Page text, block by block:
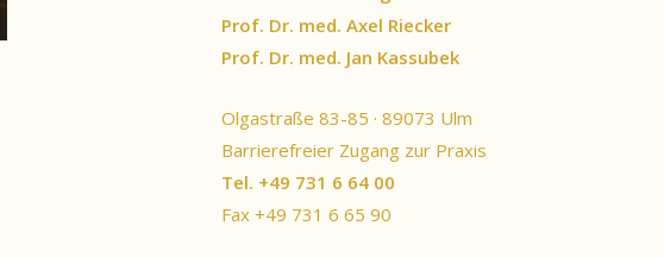
Prof. Dr. med. Axel Riecker
Prof. Dr. med. Jan Kassubek
Olgastraße 83-85 · 89073 Ulm
Barrierefreier Zugang zur Praxis
Tel. +49 731 6 64 00
Fax +49 731 6 65 90